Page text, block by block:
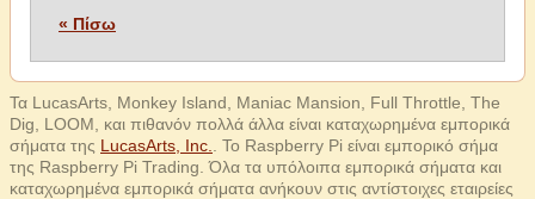
« Πίσω
Τα LucasArts, Monkey Island, Maniac Mansion, Full Throttle, The
Dig, LOOM, και πιθανόν πολλά άλλα είναι καταχωρημένα εμπορικά
σήματα της LucasArts, Inc.
. Το Raspberry Pi είναι εμπορικό σήμα
της Raspberry Pi Trading. Όλα τα υπόλοιπα εμπορικά σήματα και
καταχωρημένα εμπορικά σήματα ανήκουν στις αντίστοιχες εταιρείες